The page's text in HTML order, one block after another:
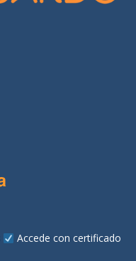
Accede con certificado